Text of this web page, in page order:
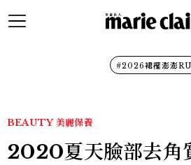
#2026裙襬澎澎
BEAUTY 美麗保養
2020夏天臉部去角